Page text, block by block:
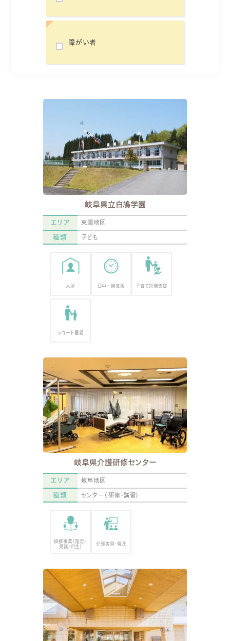
障がい者
岐阜県立白鳩学園
エリア 東濃地区
種類 子ども
入所 日中一時支援 子育て短期支援
ショート里親
岐阜県介護研修センター
エリア 岐阜地区
種類 センター(研修・講習)
研修事業（指定・
受託・自主）
介護実習・普及